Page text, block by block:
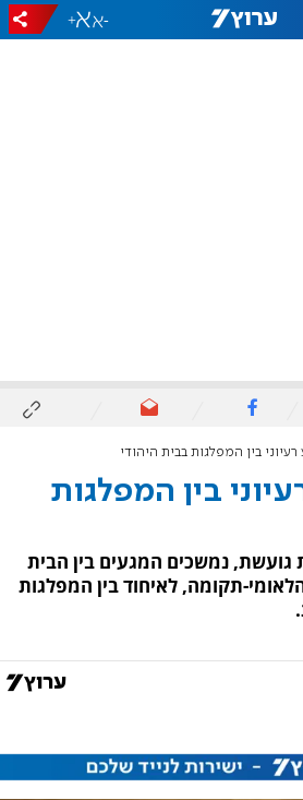
-
+
בין המפלגות בבית היהודי
בין המפלגות
גועשת, נמשכים המגעים בין הבית
תקומה, לאיחוד בין המפלגות